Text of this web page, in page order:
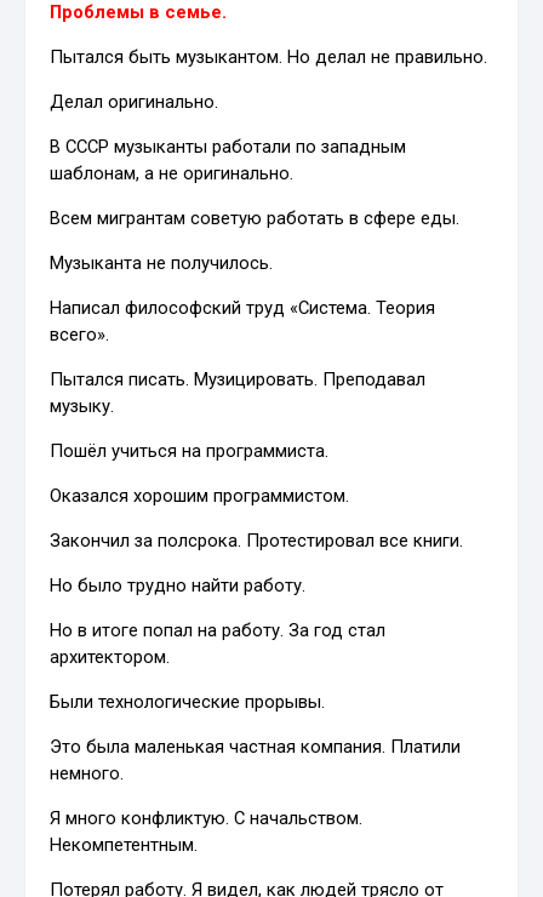
Проблемы в семье.
Пытался быть музыкантом. Но делал не правильно.
Делал оригинально.
В СССР музыканты работали по западным
шаблонам, а не оригинально.
Всем мигрантам советую работать в сфере еды.
Музыканта не получилось.
Написал философский труд «Система. Теория
всего».
Пытался писать. Музицировать. Преподавал
музыку.
Пошёл учиться на программиста.
Оказался хорошим программистом.
Закончил за полсрока. Протестировал все книги.
Но было трудно найти работу.
Но в итоге попал на работу. За год стал
архитектором.
Были технологические прорывы.
Это была маленькая частная компания. Платили
немного.
Я много конфликтую. С начальством.
Некомпетентным.
Потерял работу. Я видел, как людей трясло от